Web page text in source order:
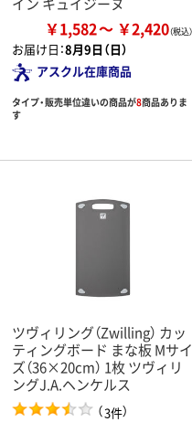
￥1,582 ￥2,420
お届け日：8月9日（日）
アスクル在庫商品
タイプ・販売単位違いの商品が8商品ありま
す
ツヴィリング（Zwilling） カッ
ティングボード まな板 Mサイ
ズ（36×20cm） 1枚 ツヴィリ
ングJ.A.ヘンケルス
（3件）